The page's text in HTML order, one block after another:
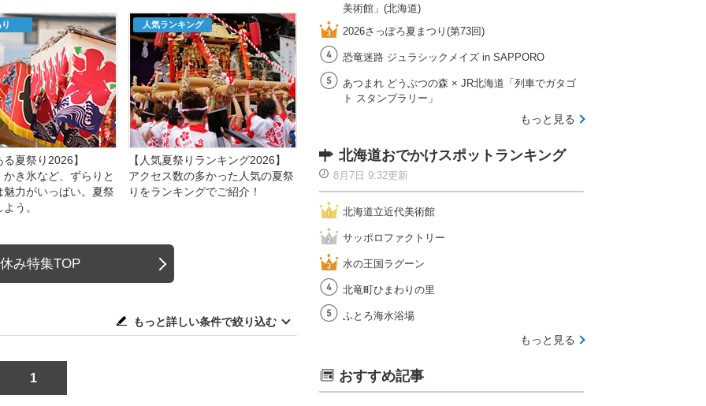
夏祭り2026】
かき氷など、ずらりと
魅力がいっぱい。夏祭
う。
人気ランキング
【人気夏祭りランキング2026】
アクセス数の多かった人気の夏祭
りをランキングでご紹介！
み特集TOP
もっと詳しい条件で絞り込む
1
美術館」(北海道)
2026さっぽろ夏まつり(第73回)
恐竜迷路 ジュラシックメイズ in SAPPORO
あつまれ どうぶつの森 × JR北海道「列車でガタゴ
ト スタンプラリー」
もっと見る
北海道おでかけスポットランキング
8月7日 9:32更新
北海道立近代美術館
サッポロファクトリー
水の王国ラグーン
北竜町ひまわりの里
ふとろ海水浴場
もっと見る
おすすめ記事